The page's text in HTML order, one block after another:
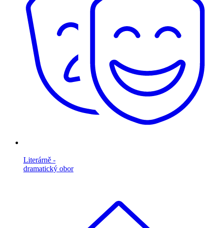
Literárně -
dramatický obor